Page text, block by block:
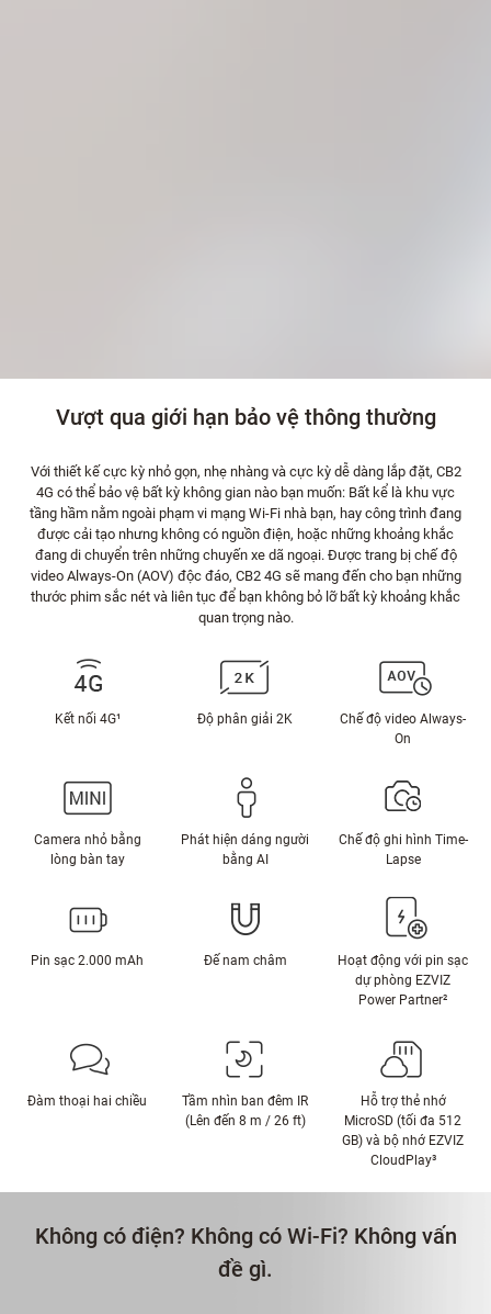
Vượt qua giới hạn bảo vệ thông thường
Với thiết kế cực kỳ nhỏ gọn, nhẹ nhàng và cực kỳ dễ dàng lắp đặt, CB2
4G có thể bảo vệ bất kỳ không gian nào bạn muốn: Bất kể là khu vực
tầng hầm nằm ngoài phạm vi mạng Wi-Fi nhà bạn, hay công trình đang
được cải tạo nhưng không có nguồn điện, hoặc những khoảng khắc
đang di chuyển trên những chuyến xe dã ngoại. Được trang bị chế độ
video Always-On (AOV) độc đáo, CB2 4G sẽ mang đến cho bạn những
thước phim sắc nét và liên tục để bạn không bỏ lỡ bất kỳ khoảng khắc
quan trọng nào.
Kết nối 4G¹ Độ phân giải 2K
Chế độ video Always-
On
Camera nhỏ bằng
lòng bàn tay
Phát hiện dáng người
bằng AI
Chế độ ghi hình Time-
Lapse
Pin sạc 2.000 mAh Đế nam châm
Hoạt động với pin sạc
dự phòng EZVIZ
Power Partner²
Đàm thoại hai chiều
Tầm nhìn ban đêm IR
(Lên đến 8 m / 26 ft)
Hỗ trợ thẻ nhớ
MicroSD (tối đa 512
GB) và bộ nhớ EZVIZ
CloudPlay³
Không có điện? Không có Wi-Fi? Không vấn
đề gì.